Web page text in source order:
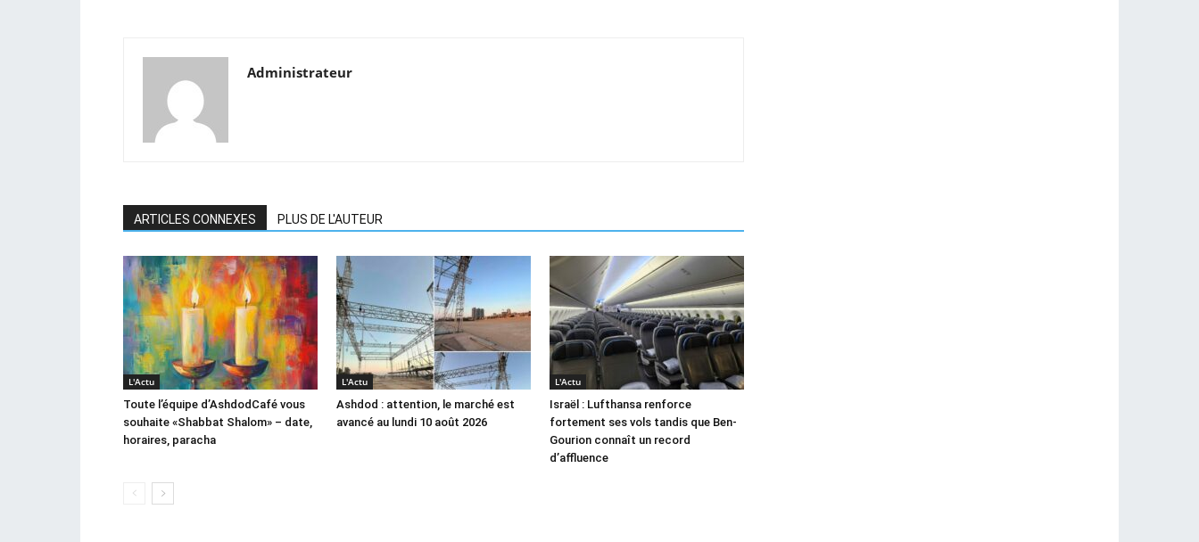
Administrateur
ARTICLES CONNEXES PLUS DE L'AUTEUR
L'Actu
Toute l’équipe d’AshdodCafé vous
souhaite «Shabbat Shalom» – date,
horaires, paracha
L'Actu
Ashdod : attention, le marché est
avancé au lundi 10 août 2026
L'Actu
Israël : Lufthansa renforce
fortement ses vols tandis que Ben-
Gourion connaît un record
d’affluence